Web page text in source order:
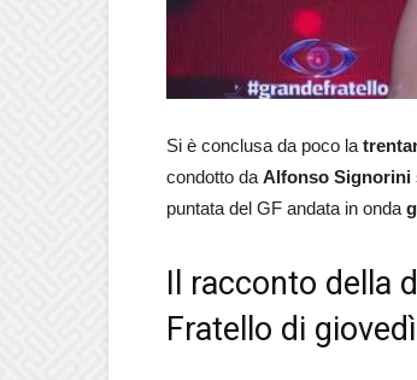
Si è conclusa da poco la
condotto da Alfonso Signorini
puntata del GF andata in onda
Il racconto della
Fratello di